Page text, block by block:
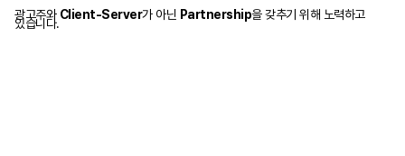
광고주와 Client-Server가 아닌 Partnership을 갖추기 위해 노력하고
있습니다.